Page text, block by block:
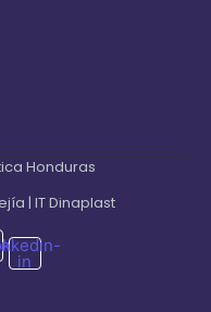
Honduras
| IT Dinaplast
in